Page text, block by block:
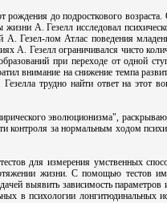
рождения до подросткового
А. Гезелл исследовал
А. Гезел-лом Атлас поведения
А. Гезелл ограничивался чисто
при переходе от одной
внимание на снижение темпа
трудно найти ответ на этот
эволюционизма",
контроля за нормальным ходом
для измерения умственных
жизни. С помощью тестов
выявить зависимость параметров
в психологии лонгитюдинальных